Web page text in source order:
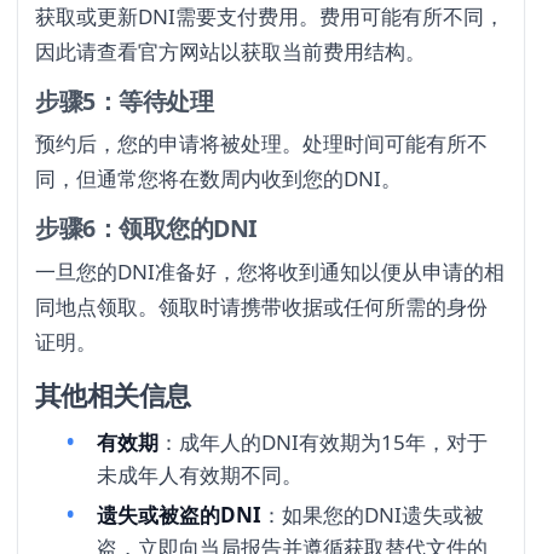
获取或更新DNI需要支付费用。费用可能有所不同，
因此请查看官方网站以获取当前费用结构。
步骤5：等待处理
预约后，您的申请将被处理。处理时间可能有所不
同，但通常您将在数周内收到您的DNI。
步骤6：领取您的DNI
一旦您的DNI准备好，您将收到通知以便从申请的相
同地点领取。领取时请携带收据或任何所需的身份
证明。
其他相关信息
有效期 ：成年人的DNI有效期为15年，对于
未成年人有效期不同。
遗失或被盗的DNI ：如果您的DNI遗失或被
盗，立即向当局报告并遵循获取替代文件的